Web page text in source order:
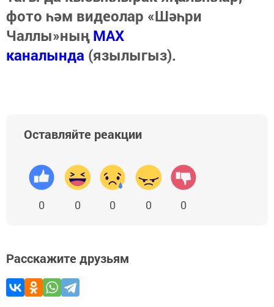
фото һәм видеолар «Шәһри
Чаллы»ныңMAX
каналында (язылыгыз).
Оставляйте реакции
0 0 0 0 0
Расскажите друзьям